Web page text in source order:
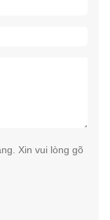
Xin vui lòng gõ